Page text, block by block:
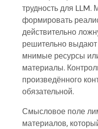
трудность для
формировать
действительно
решительно
мнимые ресурсы
материалы.
произведённого
обязательной.
Смысловое поле
материалов,